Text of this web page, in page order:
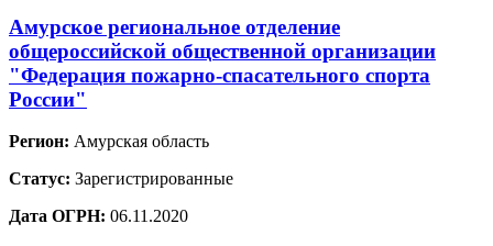
Амурское региональное отделение
общероссийской общественной организации
"Федерация пожарно-спасательного спорта
России"
Регион: Амурская область
Статус: Зарегистрированные
Дата ОГРН: 06.11.2020